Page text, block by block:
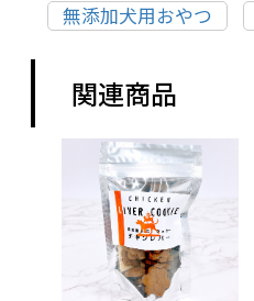
無添加犬用おやつ
関連商品